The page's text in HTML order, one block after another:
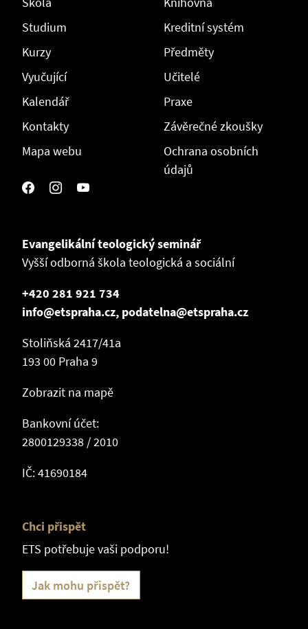
Studium
Kurzy
Vyučující
Kalendář
Kontakty
Mapa webu
Kreditní systém
Předměty
Učitelé
Praxe
Závěrečné zkoušky
Ochrana osobních
údajů
Evangelikální teologický seminář
Vyšší odborná škola teologická a sociální
+420 281 921 734
info@etspraha.cz, podatelna@etspraha.cz
Stoliňská 2417/41a
193 00 Praha 9
Zobrazit na mapě
Bankovní účet:
2800129338 / 2010
IČ: 41690184
Chci přispět
ETS potřebuje vaši podporu!
Jak mohu přispět?